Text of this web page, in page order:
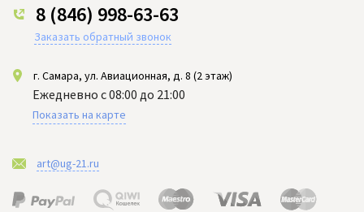
8 (846) 998-63-63
Заказать обратный звонок
г. Самара, ул. Авиационная, д. 8 (2 этаж)
Ежедневно с 08:00 до 21:00
Показать на карте
art@ug-21.ru